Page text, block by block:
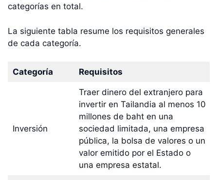
categorías en total.
La siguiente tabla resume los requisitos generales
de cada categoría.
Categoría Requisitos
Inversión
Traer dinero del extranjero para
invertir en Tailandia al menos 10
millones de baht en una
sociedad limitada, una empresa
pública, la bolsa de valores o un
valor emitido por el Estado o
una empresa estatal.